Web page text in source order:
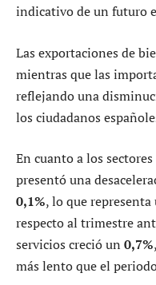
indicativo de un futuro
Las exportaciones de
mientras que las
reflejando una
los ciudadanos
En cuanto a los
presentó una
0,1%, lo que
respecto al trimestre
servicios creció un 0,7%
más lento que el